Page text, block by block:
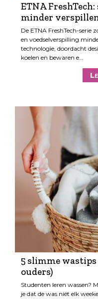
ETNA
minder
De ETNA FreshTech-
en voedselverspilling
technologie, doordacht
koelen en bewaren e…
5 slimme
ouders)
Studenten leren wassen?
je dat de was níét elk